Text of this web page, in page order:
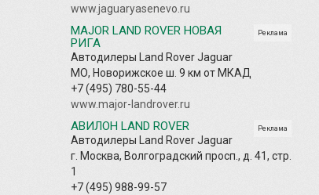
www.jaguaryasenevo.ru
Реклама
MAJOR LAND ROVER НОВАЯ
РИГА
Автодилеры Land Rover Jaguar
МО, Новорижское ш. 9 км от МКАД
+7 (495) 780-55-44
www.major-landrover.ru
Реклама
АВИЛОН LAND ROVER
Автодилеры Land Rover Jaguar
г. Москва, Волгоградский просп., д. 41, стр.
1
+7 (495) 988-99-57